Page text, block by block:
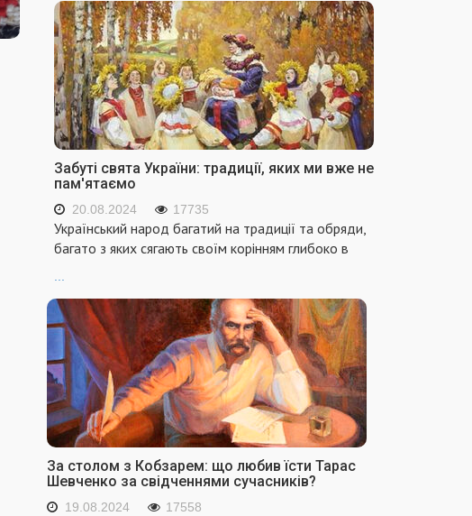
Забуті свята України: традиції, яких ми вже не
пам'ятаємо
20.08.2024 17735
Український народ багатий на традиції та обряди,
багато з яких сягають своїм корінням глибоко в
...
За столом з Кобзарем: що любив їсти Тарас
Шевченко за свідченнями сучасників?
19.08.2024 17558